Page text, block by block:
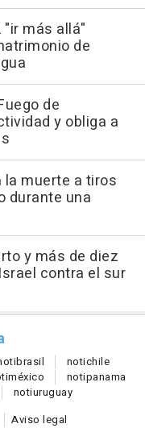
"ir más allá"
de
de
y obliga a
muerte a tiros
durante una
y más de diez
contra el sur
brasil notichile
méxico notipanama
notiuruguay
Aviso legal